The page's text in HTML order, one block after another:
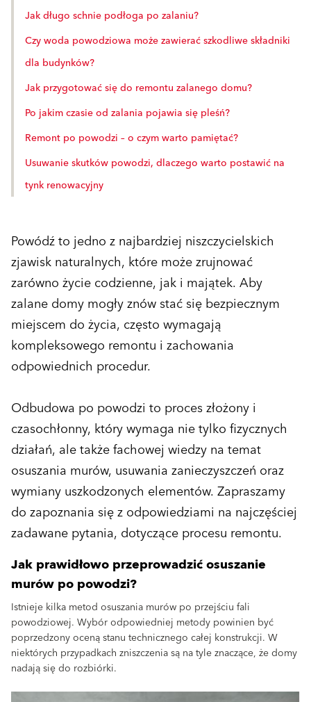
Jak długo schnie podłoga po zalaniu?
Czy woda powodziowa może zawierać szkodliwe składniki
dla budynków?
Jak przygotować się do remontu zalanego domu?
Po jakim czasie od zalania pojawia się pleśń?
Remont po powodzi – o czym warto pamiętać?
Usuwanie skutków powodzi, dlaczego warto postawić na
tynk renowacyjny
Powódź to jedno z najbardziej niszczycielskich
zjawisk naturalnych, które może zrujnować
zarówno życie codzienne, jak i majątek. Aby
zalane domy mogły znów stać się bezpiecznym
miejscem do życia, często wymagają
kompleksowego remontu i zachowania
odpowiednich procedur.
Odbudowa po powodzi to proces złożony i
czasochłonny, który wymaga nie tylko fizycznych
działań, ale także fachowej wiedzy na temat
osuszania murów, usuwania zanieczyszczeń oraz
wymiany uszkodzonych elementów. Zapraszamy
do zapoznania się z odpowiedziami na najczęściej
zadawane pytania, dotyczące procesu remontu.
Jak prawidłowo przeprowadzić osuszanie
murów po powodzi?
Istnieje kilka metod osuszania murów po przejściu fali
powodziowej. Wybór odpowiedniej metody powinien być
poprzedzony oceną stanu technicznego całej konstrukcji. W
niektórych przypadkach zniszczenia są na tyle znaczące, że domy
nadają się do rozbiórki.